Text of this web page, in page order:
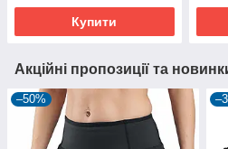
Купити
Акційні пропозиції та
–50%